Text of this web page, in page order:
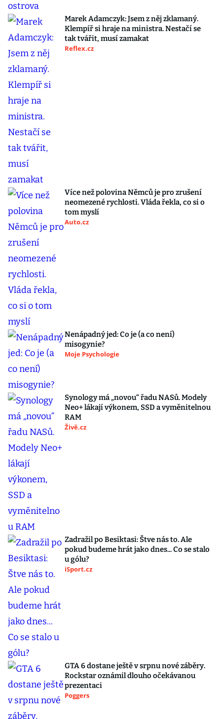
Marek Adamczyk: Jsem z něj zklamaný.
Klempíř si hraje na ministra. Nestačí se
tak tvářit, musí zamakat
Reflex.cz
Více než polovina Němců je pro zrušení
neomezené rychlosti. Vláda řekla, co si o
tom myslí
Auto.cz
Nenápadný jed: Co je (a co není)
misogynie?
Moje Psychologie
Synology má „novou“ řadu NASů. Modely
Neo+ lákají výkonem, SSD a vyměnitelnou
RAM
Živě.cz
Zadražil po Besiktasi: Štve nás to. Ale
pokud budeme hrát jako dnes... Co se stalo
u gólu?
iSport.cz
GTA 6 dostane ještě v srpnu nové záběry.
Rockstar oznámil dlouho očekávanou
prezentaci
Poggers